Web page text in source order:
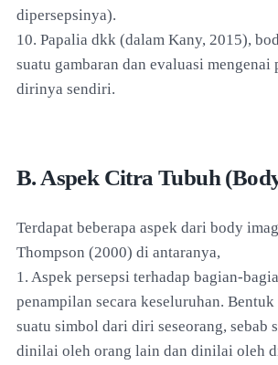
dipersepsinya).
10. Papalia dkk (dalam Kany, 2015),
suatu gambaran dan evaluasi mengenai
dirinya sendiri.
B. Aspek Citra Tubuh
Terdapat beberapa aspek dari body
Thompson (2000) di antaranya,
1. Aspek persepsi terhadap bagian-
penampilan secara keseluruhan.
suatu simbol dari diri seseorang, sebab
dinilai oleh orang lain dan dinilai oleh